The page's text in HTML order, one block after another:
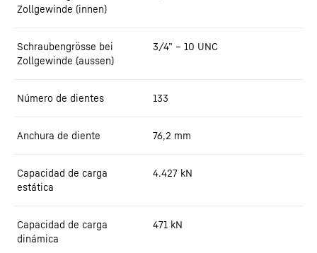
Zollgewinde (innen)
Schraubengrösse bei
Zollgewinde (aussen)
3/4” – 10 UNC
Número de dientes 133
Anchura de diente 76,2 mm
Capacidad de carga
estática
4.427 kN
Capacidad de carga
dinámica
471 kN